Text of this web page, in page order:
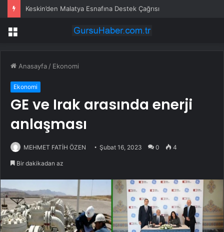
Keskin’den Malatya Esnafına Destek Çağrısı
Menü
Anasayfa / Ekonomi
Ekonomi
GE ve Irak arasında enerji
anlaşması
MEHMET FATİH ÖZEN Şubat 16, 2023 0 4
Bir dakikadan az